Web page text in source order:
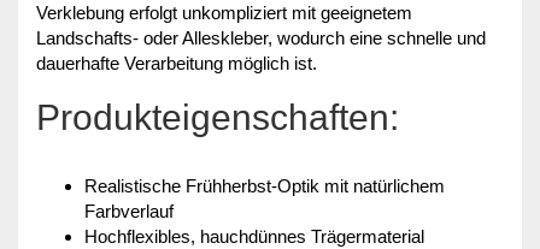
Verklebung erfolgt unkompliziert mit geeignetem
Landschafts- oder Alleskleber, wodurch eine schnelle und
dauerhafte Verarbeitung möglich ist.
Produkteigenschaften:
Realistische Frühherbst-Optik mit natürlichem
Farbverlauf
Hochflexibles, hauchdünnes Trägermaterial